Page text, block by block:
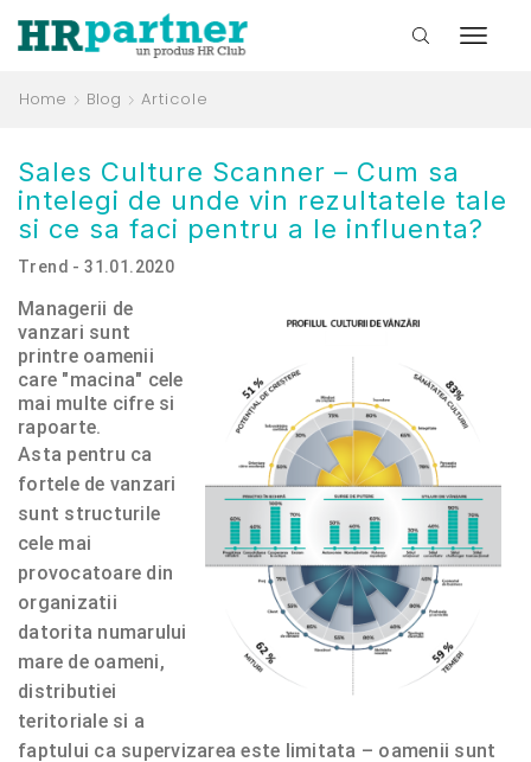
Home Blog Articole
Sales Culture Scanner – Cum sa
intelegi de unde vin rezultatele tale
si ce sa faci pentru a le influenta?
Trend - 31.01.2020
Managerii de
vanzari sunt
printre oamenii
care "macina" cele
mai multe cifre si
rapoarte.
Asta pentru ca
fortele de vanzari
sunt structurile
cele mai
provocatoare din
organizatii
datorita numarului
mare de oameni,
distributiei
teritoriale si a
faptului ca supervizarea este limitata – oamenii sunt